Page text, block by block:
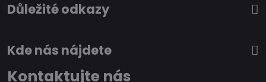
Důležité odkazy
Kde nás nájdete
Kontaktujte nás